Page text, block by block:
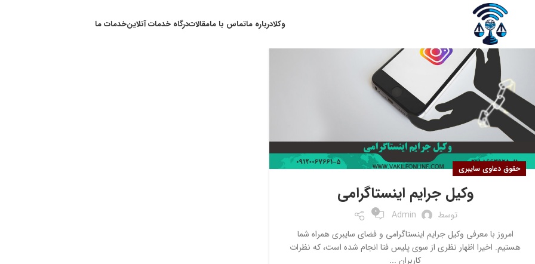
وکلادرباره ماتماس با مامقالاتدرگاه خدمات آنلاینخدمات ما
حقوق دعاوی سایبری
وکیل جرایم اینستاگرامی
توسط Admin
0
امروز با معرفی وکیل جرایم اینستاگرامی و فضای سایبری همراه شما
هستیم. اخیرا اظهار نظری از سوی پلیس فتا انجام شده است، که نظرات
کاربران ...